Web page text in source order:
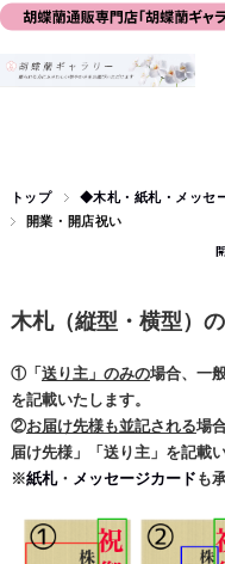
トップ
◆木札・紙札・メッセ
開業・開店祝い
木札（縦型・横型）の
①「 送り主」のみの場合、一
を記載いたします。
②お届け先様も並記される場
届け先様」
「 送り主」を記載
※紙札・ メッセージカード も